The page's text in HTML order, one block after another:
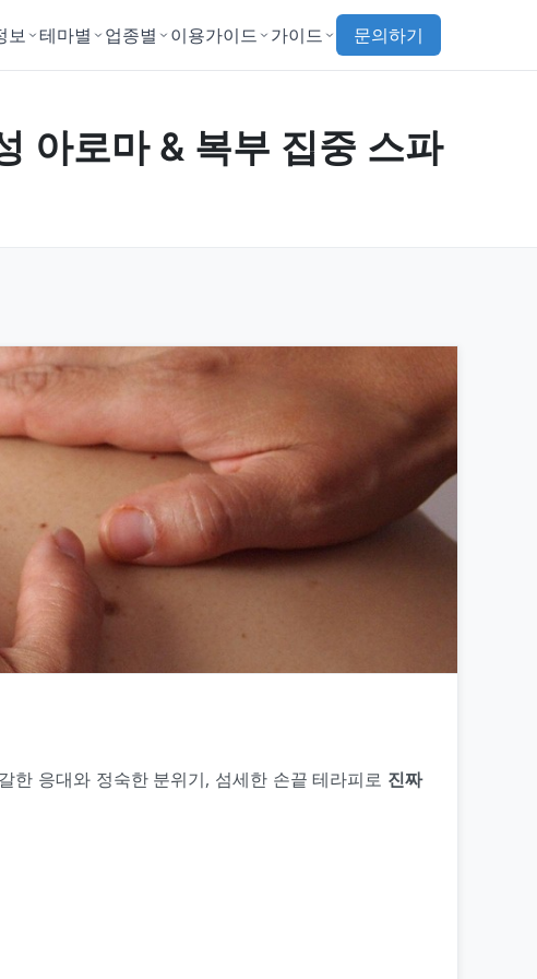
보 테마별 업종별 이용가이드 가이드 문의하기
아로마 & 복부 집중 스파
한 응대와 정숙한 분위기, 섬세한 손끝 테라피로 진짜